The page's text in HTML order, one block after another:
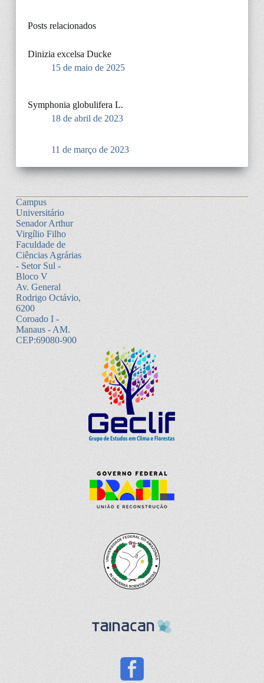
Posts relacionados
Dinizia excelsa Ducke
15 de maio de 2025
Symphonia globulifera L.
18 de abril de 2023
11 de março de 2023
Campus
Universitário
Senador Arthur
Virgílio Filho
Faculdade de
Ciências Agrárias
- Setor Sul -
Bloco V
Av. General
Rodrigo Octávio,
6200
Coroado I -
Manaus - AM.
CEP:69080-900